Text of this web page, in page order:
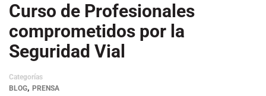
Curso de Profesionales
comprometidos por la
Seguridad Vial
Categorías
BLOG, PRENSA